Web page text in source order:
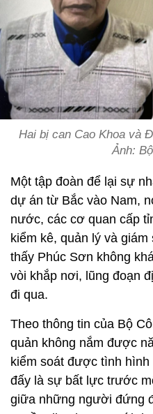
Hai bị can Cao Khoa và
Ảnh:
Một tập đoàn để lại sự
dự án từ Bắc vào Nam,
nước, các cơ quan cấp
kiểm kê, quản lý và
thấy Phúc Sơn không
vòi khắp nơi, lũng đoạn
đi qua.
Theo thông tin của Bộ
quản không nắm được
kiểm soát được tình
đấy là sự bất lực trước
giữa những người đứng